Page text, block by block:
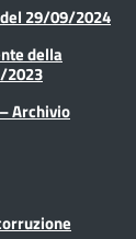
29/09/2024
della
2023
Archivio